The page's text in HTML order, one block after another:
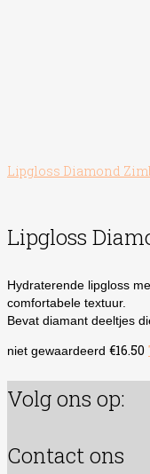
Lipgloss Diamond
Lipgloss
Hydraterende lipgloss
comfortabele textuur.
Bevat diamant deeltjes
niet gewaardeerd €16.50
Volg ons op:
Contact ons